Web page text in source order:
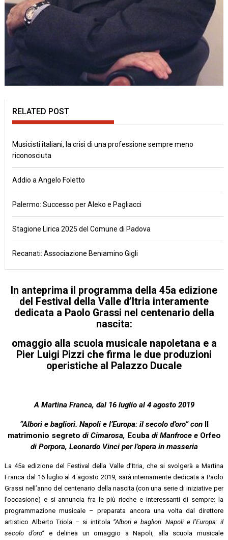
RELATED POST
Musicisti italiani, la crisi di una professione sempre meno
riconosciuta
Addio a Angelo Foletto
Palermo: Successo per Aleko e Pagliacci
Stagione Lirica 2025 del Comune di Padova
Recanati: Associazione Beniamino Gigli
In anteprima il programma della 45a edizione
del Festival della Valle d’Itria interamente
dedicata a Paolo Grassi nel centenario della
nascita:
omaggio alla scuola musicale napoletana e a
Pier Luigi Pizzi che firma le due produzioni
operistiche al Palazzo Ducale
A Martina Franca, dal 16 luglio al 4 agosto 2019
“Albori e bagliori. Napoli e l’Europa: il secolo d’oro” con Il
matrimonio segreto di Cimarosa, Ecubadi Manfroce e Orfeo
di Porpora, Leonardo Vinci per l’opera in masseria
La 45a edizione del Festival della Valle d’Itria, che si svolgerà a Martina
Franca dal 16 luglio al 4 agosto 2019, sarà internamente dedicata a Paolo
Grassi nell’anno del centenario della nascita (con una serie di iniziative per
l’occasione) e si annuncia fra le più ricche e interessanti di sempre: la
programmazione musicale – preparata ancora una volta dal direttore
artistico Alberto Triola – si intitola “Albori e bagliori. Napoli e l’Europa: il
secolo d’oro” e delinea un omaggio a Napoli, alla scuola musicale